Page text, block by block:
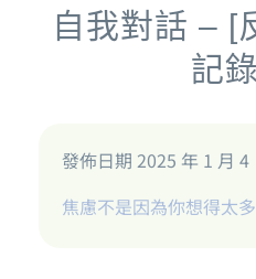
自我對話 – [
記
發佈日期 2025 年 1 月 4
焦慮不是因為你想得太多